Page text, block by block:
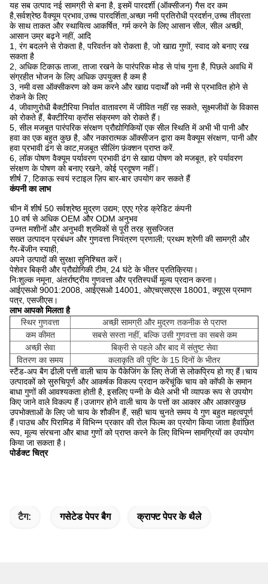
यह सब उत्पाद नई सामग्री से बना है, इसमें पारदर्शी (ऑक्सीजन) गैस दर कम
है,सर्वश्रेष्ठ वैक्यूम प्रभाव,उच्च पारदर्शिता,अच्छा नमी प्रतिरोधी प्रदर्शन,उच्च तीव्रता
के साथ ताकत और स्थायित्व आकर्षित, गर्म करने के लिए आसान सील, सील अच्छी,
आसान उम्र बढ़ने नहीं, आदि
1, रंग बदलने से रोकता है, परिवर्तन को रोकता है, जो खाद्य गुणों, स्वाद को बनाए रख
सकता है
2, अधिक टिकाऊ ताजा, ताजा रखने के पारंपरिक मोड से पांच गुना है, पिछले अवधि में
संग्रहीत भोजन के लिए अधिक उपयुक्त है कम है
3, नमी वसा ऑक्सीकरण को कम करने और खाद्य पदार्थों को नमी से प्रभावित होने से
रोकने के लिए
4, जीवाणुरोधी बैक्टीरिया निर्वात वातावरण में जीवित नहीं रह सकते, सूक्ष्मजीवों के विकास
को रोकते हैं, बैक्टीरिया क्रॉस संक्रमण को रोकते हैं।
5, सील मजबूत पारंपरिक संरक्षण प्रौद्योगिकियों एक सील स्थिति में अभी भी पानी और
हवा का एक बहुत कुछ है, और नकारात्मक ऑक्सीजन द्वारा कम वैक्यूम संरक्षण, पानी और
हवा प्रभावी ढंग से काट,मजबूत सीलिंग फ़ंक्शन प्राप्त करें.
6, लॉक पोषण वैक्यूम पर्यावरण प्रभावी ढंग से खाद्य पोषण को मजबूत, हरे पर्यावरण
संरक्षण के पोषण को बनाए रखने, कोई प्रदूषण नहीं।
शीर्ष 7, टिकाऊ स्वयं स्टाइल ज़िप बार-बार उपयोग कर सकते हैं
कंपनी का लाभ
चीन में शीर्ष 50 सर्वश्रेष्ठ मुद्रण उद्यम; एएए ग्रेड क्रेडिट कंपनी
10 वर्ष से अधिक OEM और ODM अनुभव
उन्नत मशीनों और अनुभवी श्रमिकों से पूरी तरह सुसज्जित
सख्त उत्पादन प्रबंधन और गुणवत्ता नियंत्रण प्रणाली; प्रथम श्रेणी की सामग्री और
गैर-बेंजीन स्याही,
अपने उत्पादों की सुरक्षा सुनिश्चित करें।
पेशेवर बिक्री और प्रौद्योगिकी टीम, 24 घंटे के भीतर प्रतिक्रिया।
निःशुल्क नमूना, अंतर्राष्ट्रीय गुणवत्ता और प्रतिस्पर्धी मूल्य प्रदान करना।
आईएसओ 9001:2008, आईएसओ 14001, ओएचएसएएस 18001, क्यूएस प्रमाण
पत्र, एसजीएस।
लाभ आपको मिलता है
स्थिर गुणवत्ता
अच्छी सामग्री और मुद्रण तकनीक से प्राप्त
कम कीमत
सबसे सस्ता नहीं, बल्कि उसी गुणवत्ता का सबसे कम
अच्छी सेवा
बिक्री से पहले और बाद में संतुष्ट सेवा
वितरण का समय
कलाकृति की पुष्टि के 15 दिनों के भीतर
स्टैंड-अप बैग ढीली पत्ती वाली चाय के पैकेजिंग के लिए तेजी से लोकप्रिय हो गए हैं।चाय
उत्पादकों को सुरुचिपूर्ण और आकर्षक विकल्प प्रदान करेंचूंकि चाय को कॉफी के समान
बाधा गुणों की आवश्यकता होती है, इसलिए पन्नी के थैले अभी भी व्यापक रूप से उपयोग
किए जाने वाले विकल्प हैं।उजागर होने वाली चाय के पत्तों का आकार और आकारकुछ
उपभोक्ताओं के लिए जो चाय के शौकीन हैं, सही चाय चुनते समय ये गुण बहुत महत्वपूर्ण
हैं।पाउच और पिरामिड में विभिन्न प्रकार की रोल फिल्म का प्रयोग किया जाता हैवांछित
रूप, मूल्य संरचना और बाधा गुणों को प्राप्त करने के लिए विभिन्न सामग्रियों का उपयोग
किया जा सकता है।
पोर्डक्ट चित्र
टैग: गसेटेड पेपर बैग क्राफ्ट पेपर के थैले